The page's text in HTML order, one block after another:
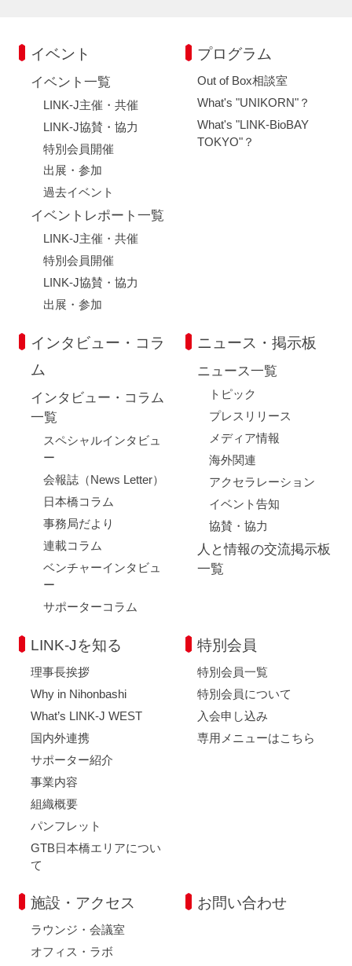
イベント
イベント一覧
LINK-J主催・共催
LINK-J協賛・協力
特別会員開催
出展・参加
過去イベント
イベントレポート一覧
LINK-J主催・共催
特別会員開催
LINK-J協賛・協力
出展・参加
プログラム
Out of Box相談室
What's "UNIKORN"？
What's "LINK-BioBAY
TOKYO"？
インタビュー・コラ
ム
インタビュー・コラム
一覧
スペシャルインタビュ
ー
会報誌（News Letter）
日本橋コラム
事務局だより
連載コラム
ベンチャーインタビュ
ー
サポーターコラム
ニュース・掲示板
ニュース一覧
トピック
プレスリリース
メディア情報
海外関連
アクセラレーション
イベント告知
協賛・協力
人と情報の交流掲示板
一覧
LINK-Jを知る
理事長挨拶
Why in Nihonbashi
What’s LINK-J WEST
国内外連携
サポーター紹介
事業内容
組織概要
パンフレット
GTB日本橋エリアについ
て
特別会員
特別会員一覧
特別会員について
入会申し込み
専用メニューはこちら
施設・アクセス
ラウンジ・会議室
オフィス・ラボ
お問い合わせ